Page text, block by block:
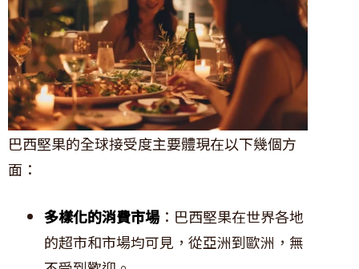
巴西堅果的全球接受度主要體現在以下幾個方
面：
多樣化的消費市場：巴西堅果在世界各地
的超市和市場均可見，從亞洲到歐洲，無